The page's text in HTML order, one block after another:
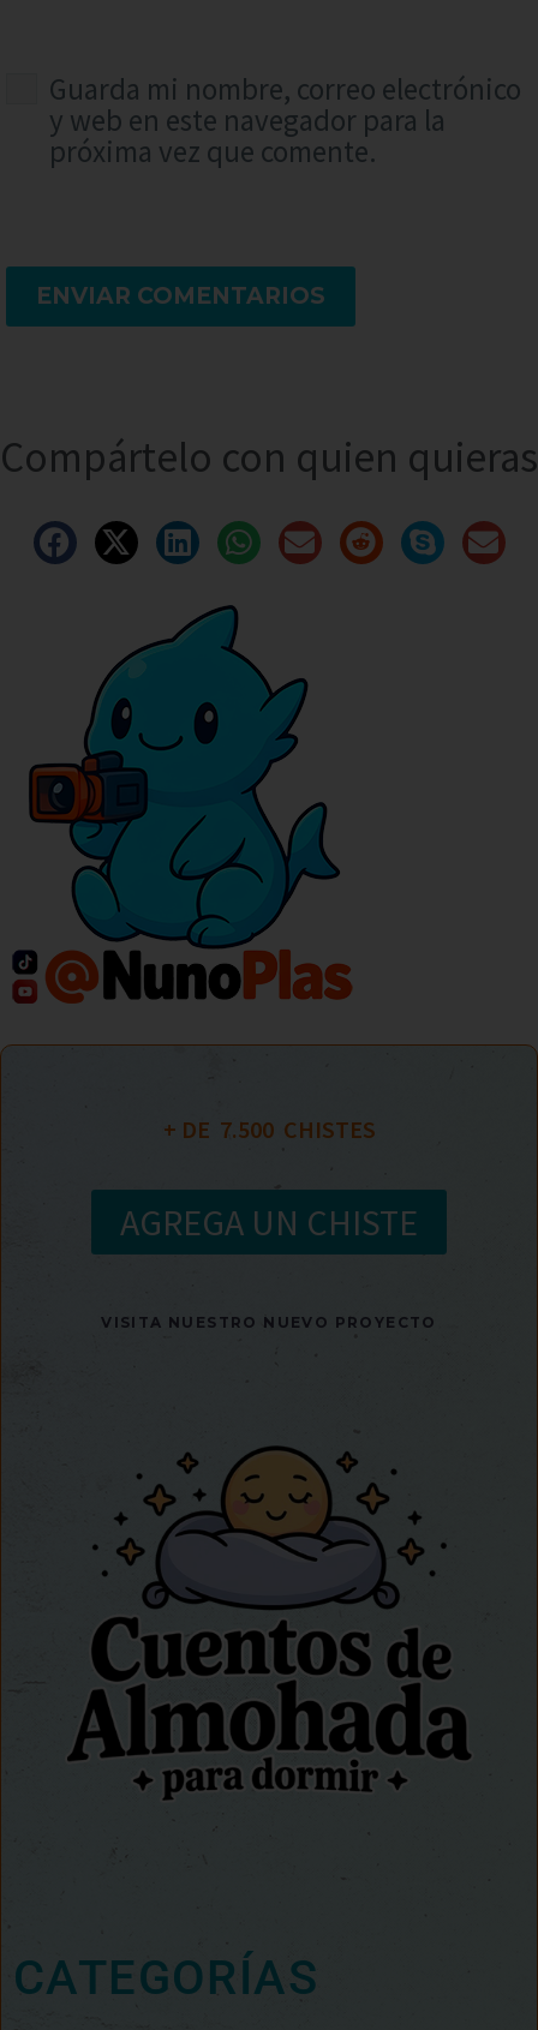
Guarda mi nombre, correo electrónico
y web en este navegador para la
próxima vez que comente.
ENVIAR COMENTARIOS
Compártelo con quien quieras
+ DE 7.500
  CHISTES
AGREGA UN CHISTE
VISITA NUESTRO NUEVO PROYECTO
CATEGORÍAS